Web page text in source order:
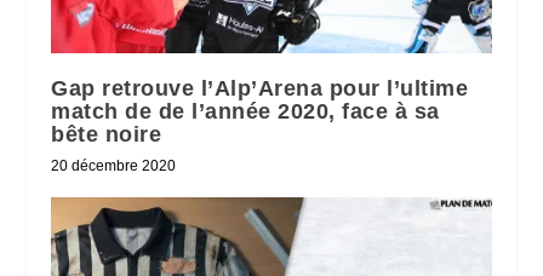
Gap retrouve l’Alp’Arena pour l’ultime
match de de l’année 2020, face à sa
bête noire
20 décembre 2020